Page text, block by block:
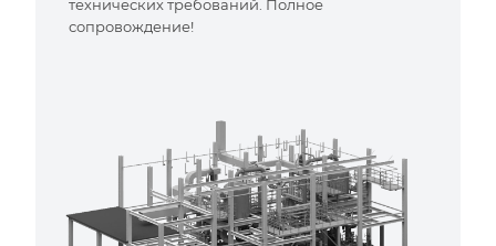
технических требований. Полное
сопровождение!